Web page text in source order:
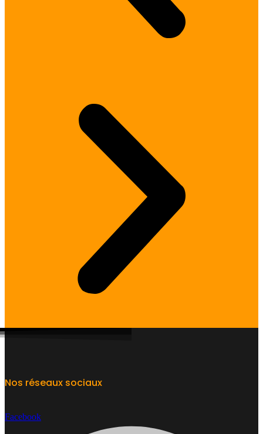
Nos réseaux sociaux
Facebook